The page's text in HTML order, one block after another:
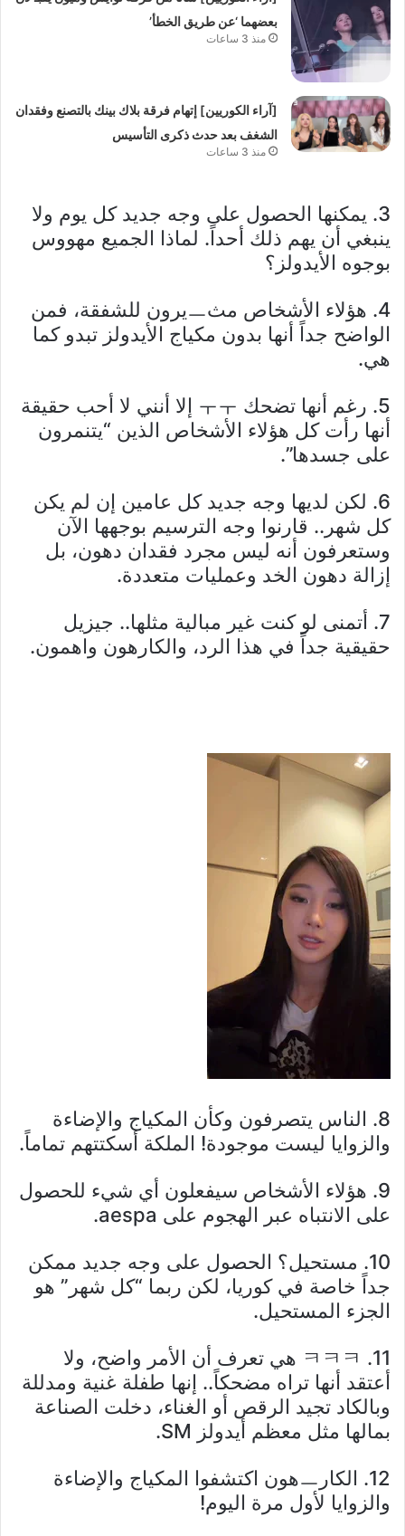
بعضهما ‘عن طريق الخطأ’
منذ 3 ساعات
[آراء الكوريين] إتهام فرقة بلاك بينك بالتصنع وفقدان
الشغف بعد حدث ذكرى التأسيس
منذ 3 ساعات
3. يمكنها الحصول على وجه جديد كل يوم ولا
ينبغي أن يهم ذلك أحداً. لماذا الجميع مهووس
بوجوه الأيدولز؟
4. هؤلاء الأشخاص مثㅡيرون للشفقة، فمن
الواضح جداً أنها بدون مكياج الأيدولز تبدو كما
هي.
5. رغم أنها تضحك ㅜㅜ إلا أنني لا أحب حقيقة
أنها رأت كل هؤلاء الأشخاص الذين “يتنمرون
على جسدها”.
6. لكن لديها وجه جديد كل عامين إن لم يكن
كل شهر.. قارنوا وجه الترسيم بوجهها الآن
وستعرفون أنه ليس مجرد فقدان دهون، بل
إزالة دهون الخد وعمليات متعددة.
7. أتمنى لو كنت غير مبالية مثلها.. جيزيل
حقيقية جداً في هذا الرد، والكارهون واهمون.
8. الناس يتصرفون وكأن المكياج والإضاءة
والزوايا ليست موجودة! الملكة أسكتتهم تماماً.
9. هؤلاء الأشخاص سيفعلون أي شيء للحصول
على الانتباه عبر الهجوم على aespa.
10. مستحيل؟ الحصول على وجه جديد ممكن
جداً خاصة في كوريا، لكن ربما “كل شهر” هو
الجزء المستحيل.
11. ㅋㅋㅋ هي تعرف أن الأمر واضح، ولا
أعتقد أنها تراه مضحكاً.. إنها طفلة غنية ومدللة
وبالكاد تجيد الرقص أو الغناء، دخلت الصناعة
بمالها مثل معظم أيدولز SM.
12. الكارㅡهون اكتشفوا المكياج والإضاءة
والزوايا لأول مرة اليوم!